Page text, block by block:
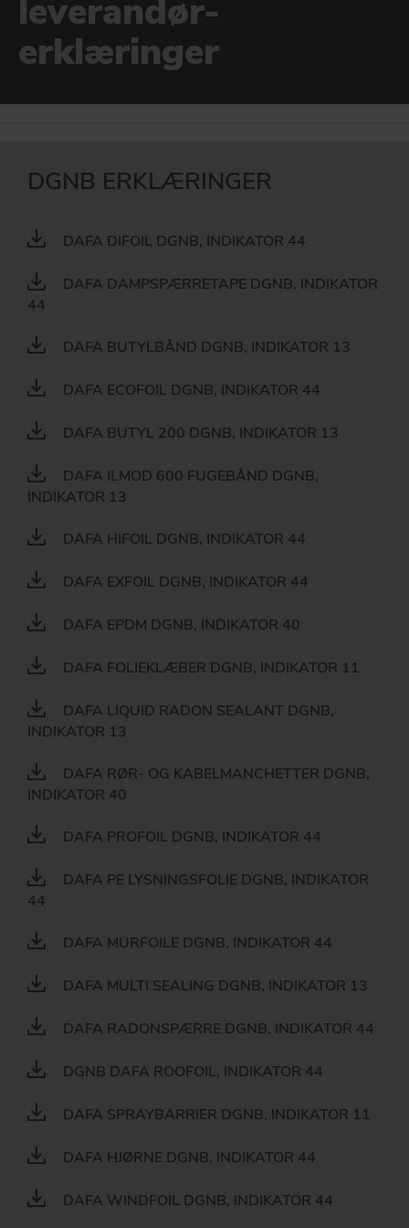
leverandør-
erklæringer
DGNB ERKLÆRINGER
DAFA DIFOIL DGNB, INDIKATOR 44
DAFA DAMPSPÆRRETAPE DGNB, INDIKATOR
44
DAFA BUTYLBÅND DGNB, INDIKATOR 13
DAFA ECOFOIL DGNB, INDIKATOR 44
DAFA BUTYL 200 DGNB, INDIKATOR 13
DAFA ILMOD 600 FUGEBÅND DGNB,
INDIKATOR 13
DAFA HIFOIL DGNB, INDIKATOR 44
DAFA EXFOIL DGNB, INDIKATOR 44
DAFA EPDM DGNB, INDIKATOR 40
DAFA FOLIEKLÆBER DGNB, INDIKATOR 11
DAFA LIQUID RADON SEALANT DGNB,
INDIKATOR 13
DAFA RØR- OG KABELMANCHETTER DGNB,
INDIKATOR 40
DAFA PROFOIL DGNB, INDIKATOR 44
DAFA PE LYSNINGSFOLIE DGNB, INDIKATOR
44
DAFA MURFOILE DGNB, INDIKATOR 44
DAFA MULTI SEALING DGNB, INDIKATOR 13
DAFA RADONSPÆRRE DGNB, INDIKATOR 44
DGNB DAFA ROOFOIL, INDIKATOR 44
DAFA SPRAYBARRIER DGNB, INDIKATOR 11
DAFA HJØRNE DGNB, INDIKATOR 44
DAFA WINDFOIL DGNB, INDIKATOR 44
Miljøvaredeklarationer
DOWNLOAD
DAFA BUILDING SOLUTIONS